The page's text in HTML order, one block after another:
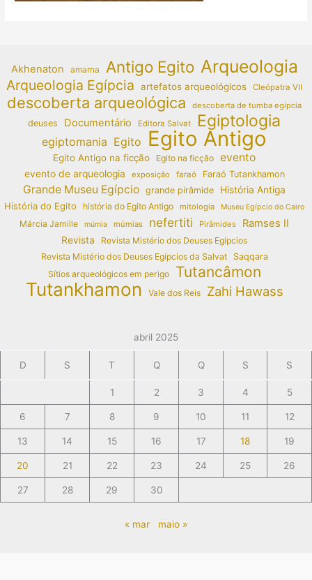
Akhenaton amarna Antigo Egito Arqueologia
Arqueologia Egípcia artefatos arqueológicos Cleópatra VII
descoberta arqueológica descoberta de tumba egípcia
deuses Documentário Editora Salvat Egiptologia
egiptomania Egito Egito Antigo
Egito Antigo na ficção Egito na ficção evento
evento de arqueologia exposição faraó Faraó Tutankhamon
Grande Museu Egípcio grande pirâmide
História Antiga
História do Egito
história do Egito Antigo mitologia Museu Egípcio do Cairo
Márcia Jamille múmia múmias nefertiti Pirâmides Ramses II
Revista
Revista Mistério dos Deuses Egípcios
Revista Mistério dos Deuses Egípcios da Salvat
Saqqara
Sítios arqueológicos em perigo
Tutancâmon
Tutankhamon Vale dos Reis Zahi Hawass
abril 2025
D S T Q Q S S
1 2 3 4 5
6 7 8 9 10 11 12
13 14 15 16 17 18 19
20 21 22 23 24 25 26
27 28 29 30
« mar maio »